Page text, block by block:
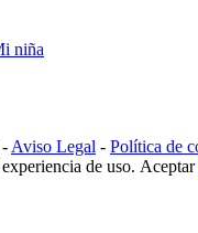
niña
- Aviso Legal - Política de
de uso. Aceptar